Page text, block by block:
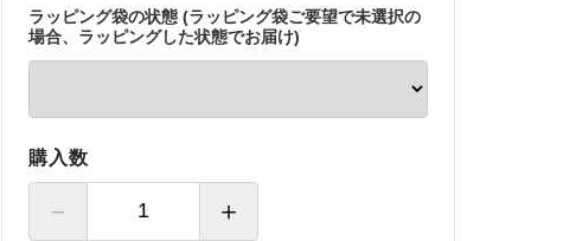
ラッピング袋の状態 (ラッピング袋ご要望で未選択の
場合、ラッピングした状態でお届け)
購入数
－ ＋